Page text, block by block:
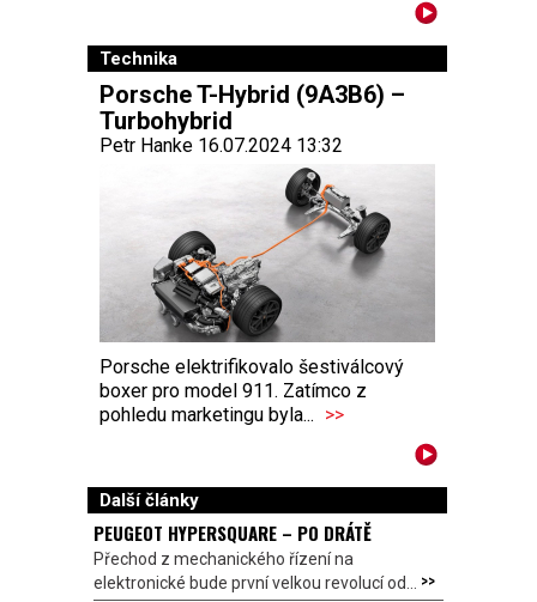
Technika
Porsche T-Hybrid (9A3B6) –
Turbohybrid
Petr Hanke 16.07.2024 13:32
Porsche elektrifikovalo šestiválcový
boxer pro model 911. Zatímco z
pohledu marketingu byla... >>
Další články
PEUGEOT HYPERSQUARE – PO DRÁTĚ
Přechod z mechanického řízení na
elektronické bude první velkou revolucí od... >>